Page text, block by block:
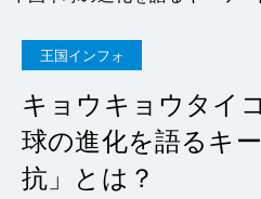
王国インフォ
キョウキョウタイ
球の進化を語るキ
抗」とは？